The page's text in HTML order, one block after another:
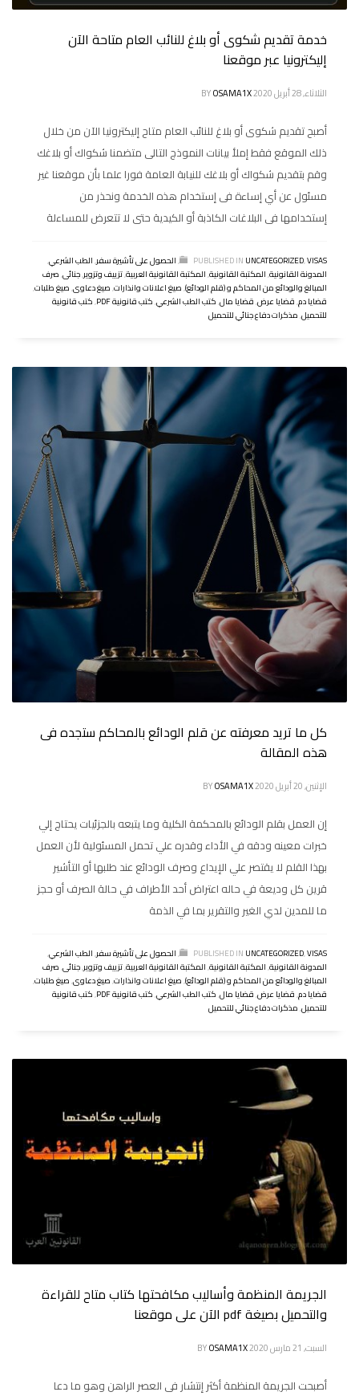
خدمة تقديم شكوى أو بلاغ للنائب العام متاحة الآن
إليكترونيا عبر موقعنا
الثلاثاء, 28 أبريل 2020 BYOSAMA1X
أصبح تقديم شكوى أو بلاغ للنائب العام متاح إليكترونيا الآن من خلال
ذلك الموقع فقط إملأ بيانات النموذج التالى متضمنا شكواك أو بلاغك
وقم بتقديم شكواك أو بلاغك للنيابة العامة فورا علما بأن موقعنا غير
مسئول عن أي إساءة فى إستخدام هذه الخدمة ونحذر من
إستخدامها فى البلاغات الكاذبة أو الكيدية حتى لا تتعرض للمساءلة
PUBLISHED IN UNCATEGORIZED,VISAS
,الحصول على تأشيرة سفر,الطب الشرعي,
المدونة القانونية,المكتبة القانونية,المكتبة القانونية العربية,تزييف وتزوير,جنائى,صرف
المبالغ والودائع من المحاكم و (قلم الودائع),صيغ اعلانات وانذارات,صيغ دعاوى,صيغ طلبات,
قضايا دم,قضايا عرض,قضايا مال,كتب الطب الشرعي,كتب قانونية PDF ,كتب قانونية
للتحميل,مذكرات دفاع جنائي للتحميل
كل ما تريد معرفته عن قلم الودائع بالمحاكم ستجده فى
هذه المقالة
الإثنين, 20 أبريل 2020 BYOSAMA1X
إن العمل بقلم الودائع بالمحكمة الكلية وما يتبعه بالجزئيات يحتاج إلي
خبرات معينه ودقه في الأداء وقدره علي تحمل المسئولية لأن العمل
بهذا القلم لا يقتصر علي الإيداع وصرف الودائع عند طلبها أو التأشير
قرين كل وديعة في حاله اعتراض أحد الأطراف في حالة الصرف أو حجز
ما للمدين لدي الغير والتقرير بما في الذمة
PUBLISHED IN UNCATEGORIZED,VISAS
,الحصول على تأشيرة سفر,الطب الشرعي,
المدونة القانونية,المكتبة القانونية,المكتبة القانونية العربية,تزييف وتزوير,جنائى,صرف
المبالغ والودائع من المحاكم و (قلم الودائع),صيغ اعلانات وانذارات,صيغ دعاوى,صيغ طلبات,
قضايا دم,قضايا عرض,قضايا مال,كتب الطب الشرعي,كتب قانونية PDF ,كتب قانونية
للتحميل,مذكرات دفاع جنائي للتحميل
الجريمة المنظمة وأساليب مكافحتها كتاب متاح للقراءة
والتحميل بصيغة pdf الآن على موقعنا
السبت, 21 مارس 2020 BYOSAMA1X
أصبحت الجريمة المنظمة أكثر إنتشار فى العصر الراهن وهو ما دعا